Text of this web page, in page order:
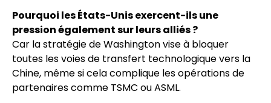
Pourquoi les États-Unis exercent-ils une
pression également sur leurs alliés ?
Car la stratégie de Washington vise à bloquer
toutes les voies de transfert technologique vers la
Chine, même si cela complique les opérations de
partenaires comme TSMC ou ASML.